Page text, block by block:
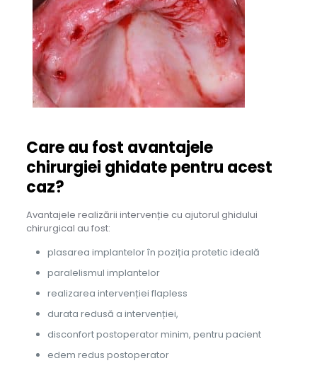
Care au fost avantajele
chirurgiei ghidate pentru acest
caz?
Avantajele realizării intervenție cu ajutorul ghidului
chirurgical au fost:
plasarea implantelor în poziția protetic ideală
paralelismul implantelor
realizarea intervenției flapless
durata redusă a intervenției,
disconfort postoperator minim, pentru pacient
edem redus postoperator